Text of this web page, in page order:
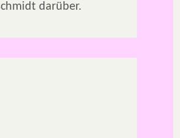
darüber.